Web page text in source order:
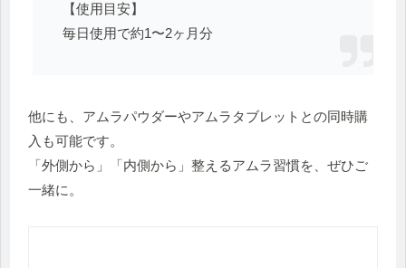
【使用目安】
毎日使用で約1〜2ヶ月分
他にも、アムラパウダーやアムラタブレットとの同時購
入も可能です。
「外側から」「内側から」整えるアムラ習慣を、ぜひご
一緒に。